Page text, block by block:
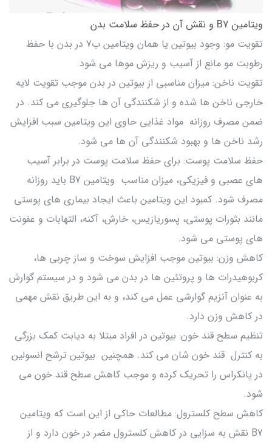
ویتامین B7 و نقش آن در حفظ سلامت بدن
تقویت مو: وجود بیوتین یا همان ویتامین ب7 در بدن با حفظ
رطوبت مو مانع از آسیب و ریزش موها می شود.
تقویت ناخن: میزان مناسبی از بیوتین در بدن موجب تقویت لایه
خارجی ناخن ها شده و از شکنندگی آن ها جلوگیری می کند. در
ضمن مصرف روزانه مواد غذایی حاوی این ویتامین سبب افزایش
رشد ناخن ها و بهبود شکنندگی آن ها می شود.
حفظ سلامت پوست: برای حفظ سلامت پوست در برابر آسیب
های عصبی و فیزیکی، میزان مناسب ویتامین B7 باید روزانه
مصرف شود. کمبود این ویتامین باعث ایجاد بیماری های پوستی
مانند بثورات پوستی، پسوریازیس، خارش، آکنه، التهابات و عفونت
های پوستی می شود.
کاهش وزن: بیوتین موجب افزایش سوخت و ساز چربی ها،
کربوهیدرات ها و پروتئین ها در بدن می شود و در سیستم گوارش
به عنوان آنزیم گوارشی عمل می کند، و به این طریق نقش مهمی
در کاهش وزن دارد.
تنظیم سطح قند خون: بیوتین در افراد مبتلا به دیابت کمک بزرگی
به کنترل قند خون شان می کند. همچنین بیوتین ترشح انسولین
در پانکراس را تحریک کرده و موجب کاهش سطح قند خون می
شود.
کاهش سطح کلسترول: مطالعات حاکی از این است که ویتامین
B7 نقش به سزایی در کاهش کلسترول مضر در خون دارد و از